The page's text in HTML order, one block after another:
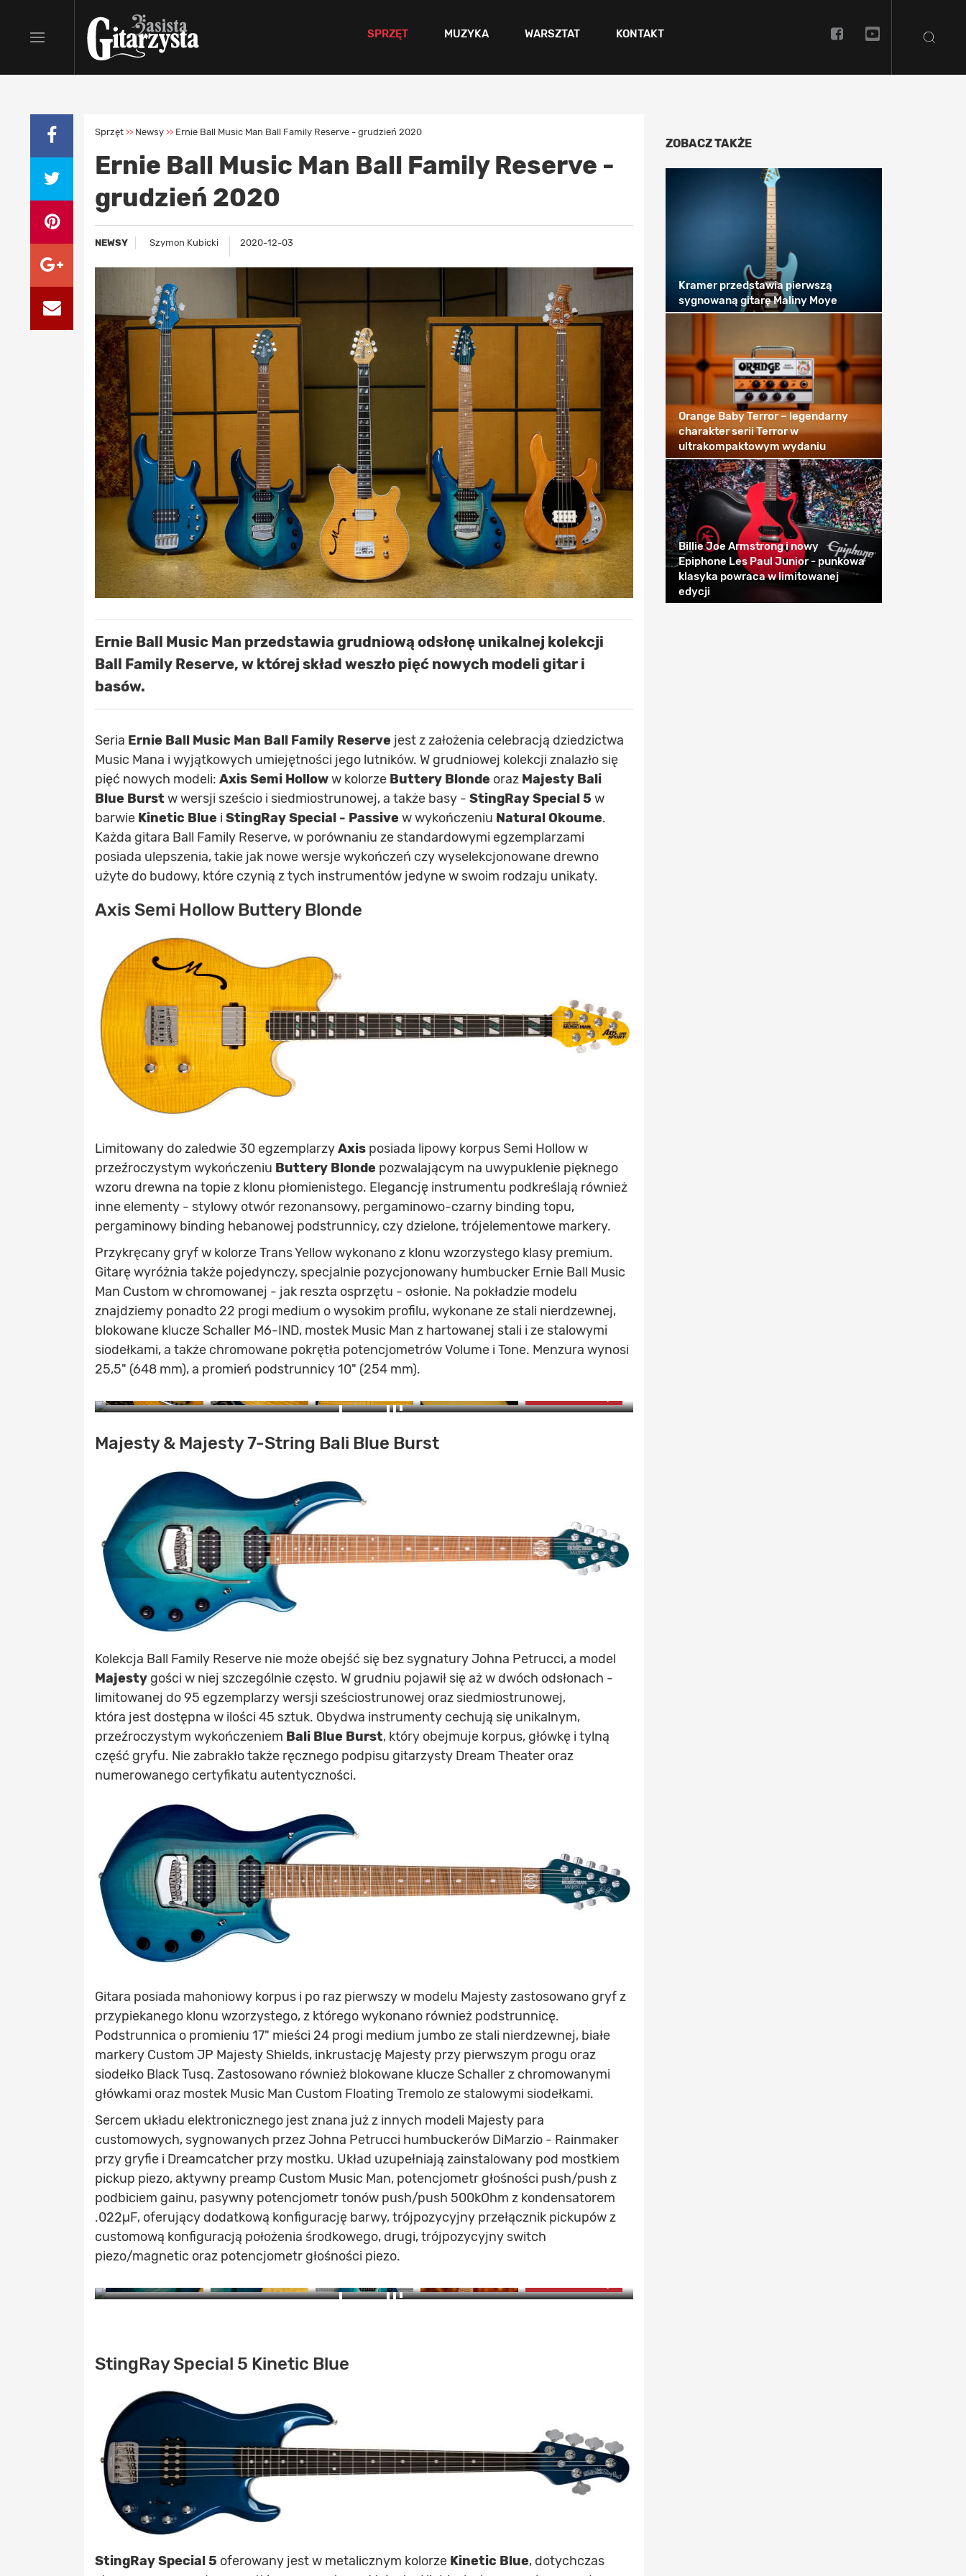
SPRZĘT MUZYKA WARSZTAT KONTAKT
Sprzęt >> Newsy >> Ernie Ball Music Man Ball Family Reserve - grudzień 2020
Ernie Ball Music Man Ball Family Reserve -
grudzień 2020
NEWSY Szymon Kubicki 2020-12-03
Ernie Ball Music Man przedstawia grudniową odsłonę unikalnej kolekcji
Ball Family Reserve, w której skład weszło pięć nowych modeli gitar i
basów.
Seria Ernie Ball Music Man Ball Family Reserve jest z założenia celebracją dziedzictwa
Music Mana i wyjątkowych umiejętności jego lutników. W grudniowej kolekcji znalazło się
pięć nowych modeli: Axis Semi Holloww kolorze Buttery Blonde oraz Majesty Bali
Blue Burst w wersji sześcio i siedmiostrunowej, a także basy - StingRay Special 5 w
barwie Kinetic Blue i StingRay Special - Passive w wykończeniu Natural Okoume.
Każda gitara Ball Family Reserve, w porównaniu ze standardowymi egzemplarzami
posiada ulepszenia, takie jak nowe wersje wykończeń czy wyselekcjonowane drewno
użyte do budowy, które czynią z tych instrumentów jedyne w swoim rodzaju unikaty.
Axis Semi Hollow Buttery Blonde
Limitowany do zaledwie 30 egzemplarzyAxis posiada lipowy korpus Semi Hollow w
przeźroczystym wykończeniu Buttery Blonde pozwalającym na uwypuklenie pięknego
wzoru drewna na topie z klonu płomienistego. Elegancję instrumentu podkreślają również
inne elementy - stylowy otwór rezonansowy, pergaminowo-czarny binding topu,
pergaminowy binding hebanowej podstrunnicy, czy dzielone, trójelementowe markery.
Przykręcany gryf w kolorze Trans Yellow wykonano z klonu wzorzystego klasy premium.
Gitarę wyróżnia także pojedynczy, specjalnie pozycjonowany humbucker Ernie Ball Music
Man Custom w chromowanej - jak reszta osprzętu - osłonie. Na pokładzie modelu
znajdziemy ponadto 22 progi medium o wysokim profilu, wykonane ze stali nierdzewnej,
blokowane klucze Schaller M6-IND, mostek Music Man z hartowanej stali i ze stalowymi
siodełkami, a także chromowane pokrętła potencjometrów Volume i Tone. Menzura wynosi
25,5" (648 mm), a promień podstrunnicy 10" (254 mm).
7
ZOBACZ ZDJĘCIA (7)
Majesty & Majesty 7-String Bali Blue Burst
Kolekcja Ball Family Reserve nie może obejść się bez sygnatury Johna Petrucci, a model
Majesty gości w niej szczególnie często. W grudniu pojawił się aż w dwóch odsłonach -
limitowanej do 95 egzemplarzy wersji sześciostrunowej oraz siedmiostrunowej,
która jest dostępna w ilości 45 sztuk. Obydwa instrumenty cechują się unikalnym,
przeźroczystym wykończeniem Bali Blue Burst, który obejmuje korpus, główkę i tylną
część gryfu. Nie zabrakło także ręcznego podpisu gitarzysty Dream Theater oraz
numerowanego certyfikatu autentyczności.
Gitara posiada mahoniowy korpus i po raz pierwszy w modelu Majesty zastosowano gryf z
przypiekanego klonu wzorzystego, z którego wykonano również podstrunnicę.
Podstrunnica o promieniu 17" mieści 24 progi medium jumbo ze stali nierdzewnej, białe
markery Custom JP Majesty Shields, inkrustację Majesty przy pierwszym progu oraz
siodełko Black Tusq. Zastosowano również blokowane klucze Schaller z chromowanymi
główkami oraz mostek Music Man Custom Floating Tremolo ze stalowymi siodełkami.
Sercem układu elektronicznego jest znana już z innych modeli Majesty para
customowych, sygnowanych przez Johna Petrucci humbuckerów DiMarzio - Rainmaker
przy gryfie i Dreamcatcher przy mostku. Układ uzupełniają zainstalowany pod mostkiem
pickup piezo, aktywny preamp Custom Music Man, potencjometr głośności push/push z
podbiciem gainu, pasywny potencjometr tonów push/push 500kOhm z kondensatorem
.022µF, oferujący dodatkową konfigurację barwy, trójpozycyjny przełącznik pickupów z
customową konfiguracją położenia środkowego, drugi, trójpozycyjny switch
piezo/magnetic oraz potencjometr głośności piezo.
StingRay Special 5 Kinetic Blue
StingRay Special 5 oferowany jest w metalicznym kolorze Kinetic Blue, dotychczas
ZOBACZ TAKŻE
Kramer przedstawia pierwszą
sygnowaną gitarę Maliny Moye
Orange Baby Terror – legendarny
charakter serii Terror w
ultrakompaktowym wydaniu
Billie Joe Armstrong i nowy
Epiphone Les Paul Junior - punkowa
klasyka powraca w limitowanej
edycji